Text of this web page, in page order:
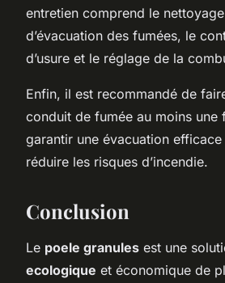
entretien comprend le
d’évacuation des fumées, le
d’usure et le réglage de la
Enfin, il est recommandé de
conduit de fumée au moins une
garantir une évacuation
réduire les risques d’incendie.
Conclusion
Le poele granules est une
ecologique et économique de